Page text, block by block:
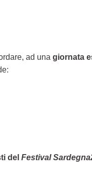
ad una giornata
del Festival